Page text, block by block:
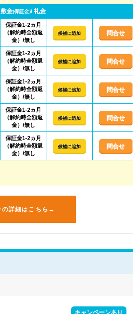
敷金(保証金)/ 礼金
保証金1-2ヵ月
（解約時全額返
金）/無し
候補に追加 問合せ
保証金1-2ヵ月
（解約時全額返
金）/無し
候補に追加 問合せ
保証金1-2ヵ月
（解約時全額返
金）/無し
候補に追加 問合せ
保証金1-2ヵ月
（解約時全額返
金）/無し
候補に追加 問合せ
保証金1-2ヵ月
（解約時全額返
金）/無し
候補に追加 問合せ
の詳細はこちら→
キャンペーンあり